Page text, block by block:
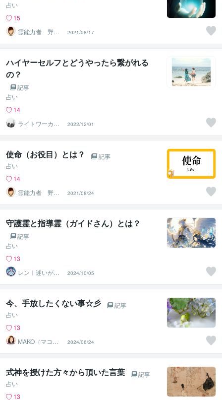
占い
15
霊能力者 野神
董子（とうこ）
2021/08/17
ハイヤーセルフとどうやったら繋がれる
の？
記事
占い
14
ライトワーカー
☆yukari
2022/12/01
使命（お役目）とは？
記事
占い
14
霊能力者 野神
董子（とうこ）
2021/08/24
守護霊と指導霊（ガイドさん）とは？
記事
占い
13
レン｜迷いが自
信に変わる魂の
守護霊鑑定
2024/10/05
今、手放したくない事☆彡
記事
占い
13
MAKO（マコ）
占い♡心寄り添
うヒーラー
2024/06/24
式神を授けた方々から頂いた言葉
記事
占い
13